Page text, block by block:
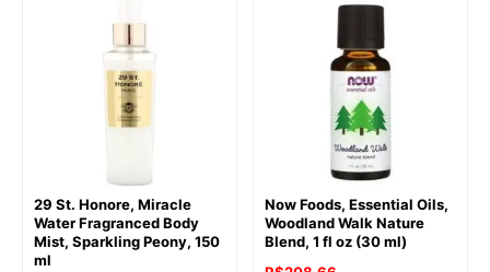
29 St. Honore, Miracle
Water Fragranced Body
Mist, Sparkling Peony, 150
ml
Now Foods, Essential Oils,
Woodland Walk Nature
Blend, 1 fl oz (30 ml)